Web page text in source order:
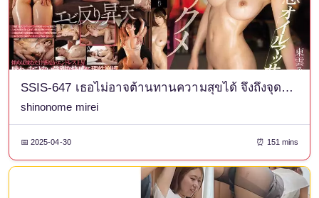
SSIS-647 เธอไม่อาจต้านทานความสุขได้ จึงถึงจุดสุดยอดด้วยการกระตุกและตัวสั่นในน้ำมันนวดอันเย้ายวน มิเรอิ ชิโนโนเมะ
shinonome mirei
📅 2025-04-30 ⏰ 151 mins